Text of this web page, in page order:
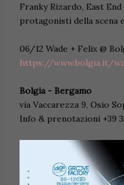
Franky Rizardo, East
protagonisti della scena
06/12 Wade + Felix @
https://www.bolgia.it/
Bolgia - Bergamo
via Vaccarezza 9, Osio
Info & prenotazioni +39